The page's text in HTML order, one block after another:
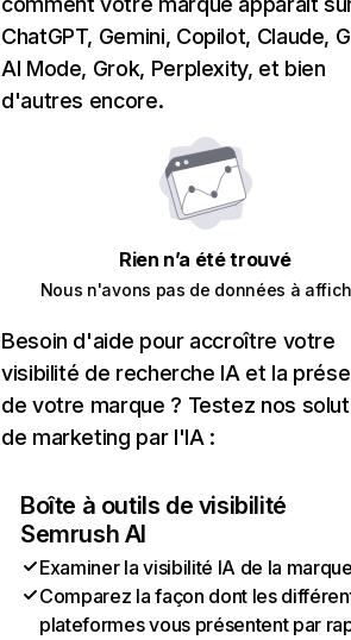
ChatGPT, Gemini, Copilot, Claude,
AI Mode, Grok, Perplexity, et bien
d'autres encore.
Rien n’a été trouvé
Nous n'avons pas de données à
Besoin d'aide pour accroître votre
visibilité de recherche IA et la
de votre marque ? Testez nos
de marketing par l'IA :
Boîte à outils de visibilité
Semrush AI
Examiner la visibilité IA de la
Comparez la façon dont les
plateformes vous présentent par